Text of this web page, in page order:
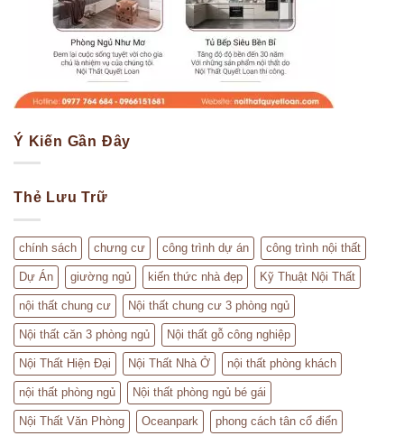
Ý Kiến Gần Đây
Thẻ Lưu Trữ
chính sách chưng cư công trình dự án công trình nội thất
Dự Án giường ngủ kiến thức nhà đẹp Kỹ Thuật Nội Thất
nội thất chung cư Nội thất chung cư 3 phòng ngủ
Nội thất căn 3 phòng ngủ Nội thất gỗ công nghiệp
Nội Thất Hiện Đại Nội Thất Nhà Ở nội thất phòng khách
nội thất phòng ngủ Nội thất phòng ngủ bé gái
Nội Thất Văn Phòng Oceanpark phong cách tân cổ điển